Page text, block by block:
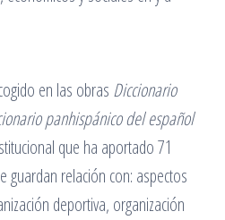
en las obras Diccionario
panhispánico del español
que ha aportado 71
guardan relación con: aspectos
deportiva, organización